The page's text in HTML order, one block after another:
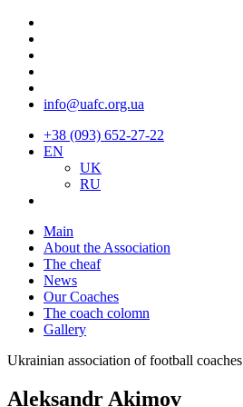
info@uafc.org.ua
+38 (093) 652-27-22
EN
UK
RU
Main
About the Association
The cheaf
News
Our Coaches
The coach colomn
Gallery
Ukrainian association of football coaches
Aleksandr Akimov